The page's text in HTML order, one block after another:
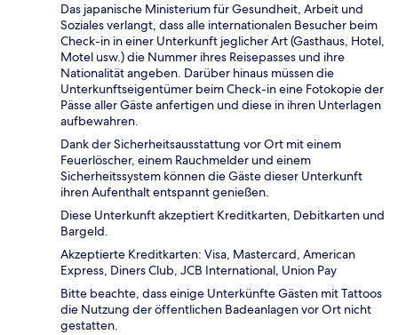
Das japanische Ministerium für Gesundheit, Arbeit und
Soziales verlangt, dass alle internationalen Besucher beim
Check-in in einer Unterkunft jeglicher Art (Gasthaus, Hotel,
Motel usw.) die Nummer ihres Reisepasses und ihre
Nationalität angeben. Darüber hinaus müssen die
Unterkunftseigentümer beim Check-in eine Fotokopie der
Pässe aller Gäste anfertigen und diese in ihren Unterlagen
aufbewahren.
Dank der Sicherheitsausstattung vor Ort mit einem
Feuerlöscher, einem Rauchmelder und einem
Sicherheitssystem können die Gäste dieser Unterkunft
ihren Aufenthalt entspannt genießen.
Diese Unterkunft akzeptiert Kreditkarten, Debitkarten und
Bargeld.
Akzeptierte Kreditkarten: Visa, Mastercard, American
Express, Diners Club, JCB International, Union Pay
Bitte beachte, dass einige Unterkünfte Gästen mit Tattoos
die Nutzung der öffentlichen Badeanlagen vor Ort nicht
gestatten.